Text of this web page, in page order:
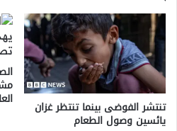
تنتشر الفوضى بينما تنتظر غزان
يائسين وصول الطعام